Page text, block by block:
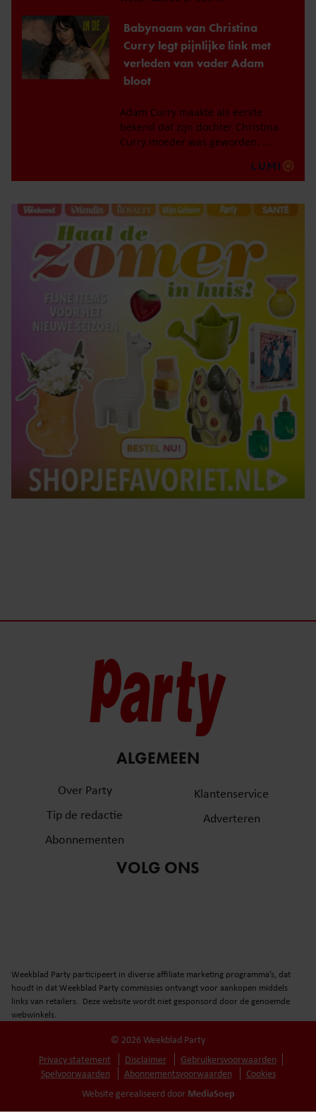
ALGEMEEN
Over Party
Tip de redactie
Abonnementen
Klantenservice
Adverteren
VOLG ONS
Weekblad Party participeert in diverse affiliate marketing programma’s, dat
houdt in dat Weekblad Party commissies ontvangt voor aankopen middels
links van retailers. Deze website wordt niet gesponsord door de genoemde
webwinkels.
© 2026 Weekblad Party
Privacy statement
Disclaimer
Gebruikersvoorwaarden
Spelvoorwaarden
Abonnementsvoorwaarden
Cookies
Website gerealiseerd door MediaSoep